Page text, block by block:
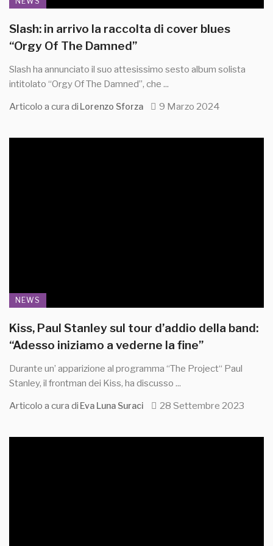
Slash: in arrivo la raccolta di cover blues
“Orgy Of The Damned”
Slash ha annunciato il suo attesissimo sesto album solista
intitolato “Orgy Of The Damned”, che ...
Articolo a cura di Lorenzo Sforza 9 Marzo 2024
NEWS
Kiss, Paul Stanley sul tour d’addio della band:
“Adesso iniziamo a vederne la fine”
Durante un’ apparizione al programma “The Project“ Paul
Stanley, il frontman dei Kiss, ha discusso ...
Articolo a cura di Eva Luna Suraci 28 Settembre 2023